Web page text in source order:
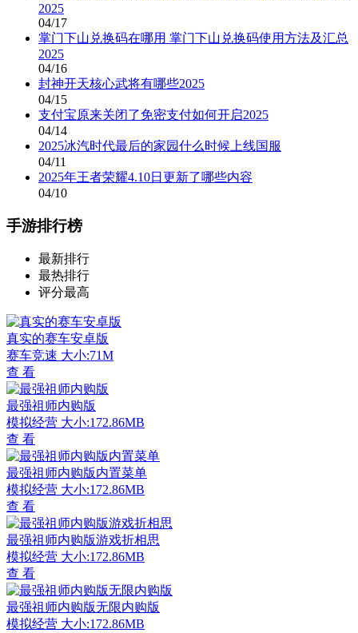
2025
04/17
掌门下山兑换码在哪用 掌门下山兑换码使用方法及汇总
2025
04/16
封神开天核心武将有哪些2025
04/15
支付宝原来关闭了免密支付如何开启2025
04/14
2025冰汽时代最后的家园什么时候上线国服
04/11
2025年王者荣耀4.10日更新了哪些内容
04/10
手游排行榜
最新排行
最热排行
评分最高
真实的赛车安卓版
赛车竞速 大小:71M
查 看
最强祖师内购版
模拟经营 大小:172.86MB
查 看
最强祖师内购版内置菜单
模拟经营 大小:172.86MB
查 看
最强祖师内购版游戏折相思
模拟经营 大小:172.86MB
查 看
最强祖师内购版无限内购版
模拟经营 大小:172.86MB